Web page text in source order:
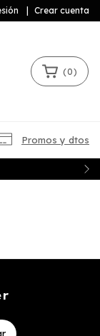
Crear cuenta
(0)
Promos y dtos